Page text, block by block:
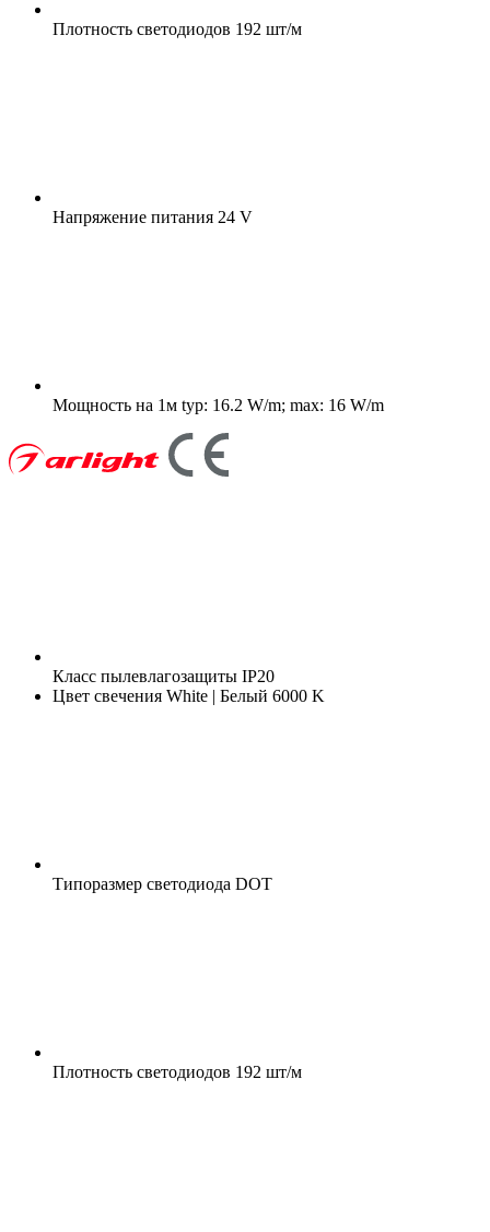
Плотность светодиодов 192 шт/м
Напряжение питания 24 V
Мощность на 1м typ: 16.2 W/m; max: 16 W/m
Класс пылевлагозащиты IP20
Цвет свечения White | Белый 6000 K
Типоразмер светодиода DOT
Плотность светодиодов 192 шт/м